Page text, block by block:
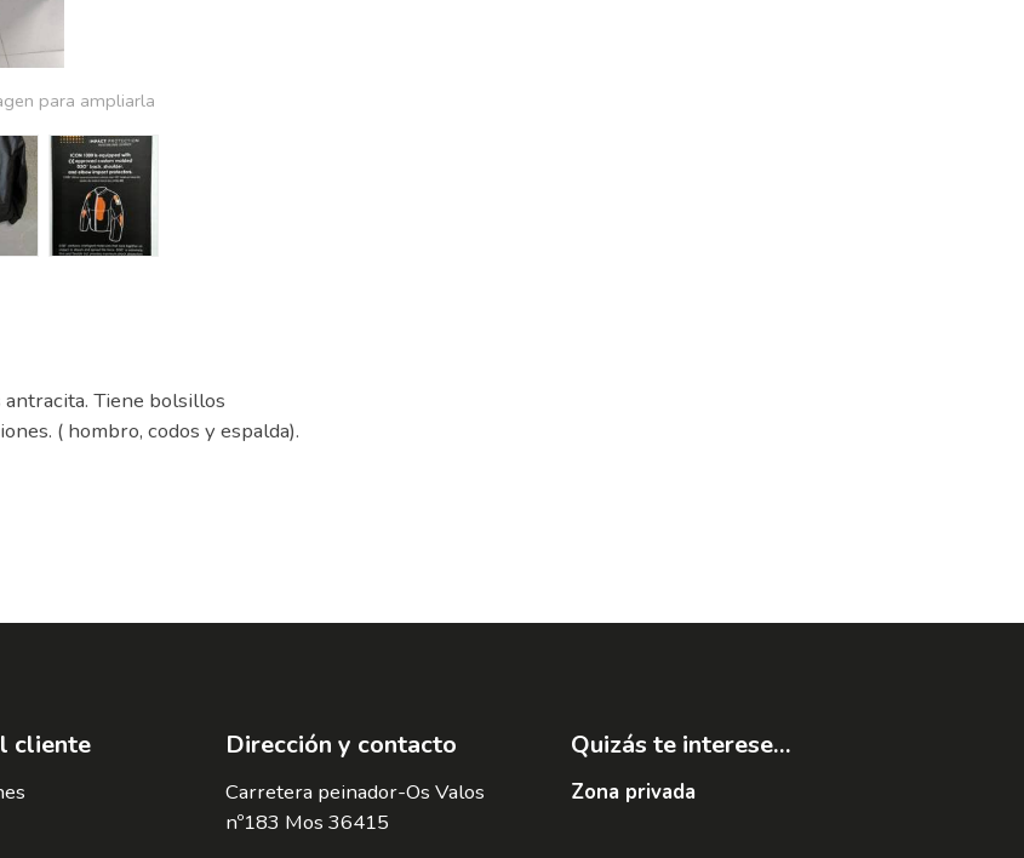
para ampliarla
Tiene bolsillos
( hombro, codos y espalda).
cliente Dirección y contacto
Carretera peinador-Os Valos
nº183 Mos 36415
Quizás te interese...
Zona privada